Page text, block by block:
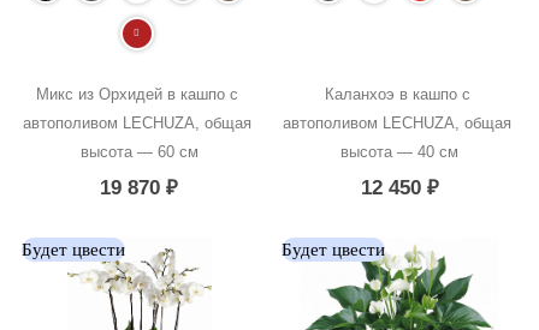
Микс из Орхидей в кашпо с
автополивом LECHUZA, общая
высота — 60 см
19 870₽
Каланхоэ в кашпо с
автополивом LECHUZA, общая
высота — 40 см
12 450 ₽
Будет цвести Будет цвести